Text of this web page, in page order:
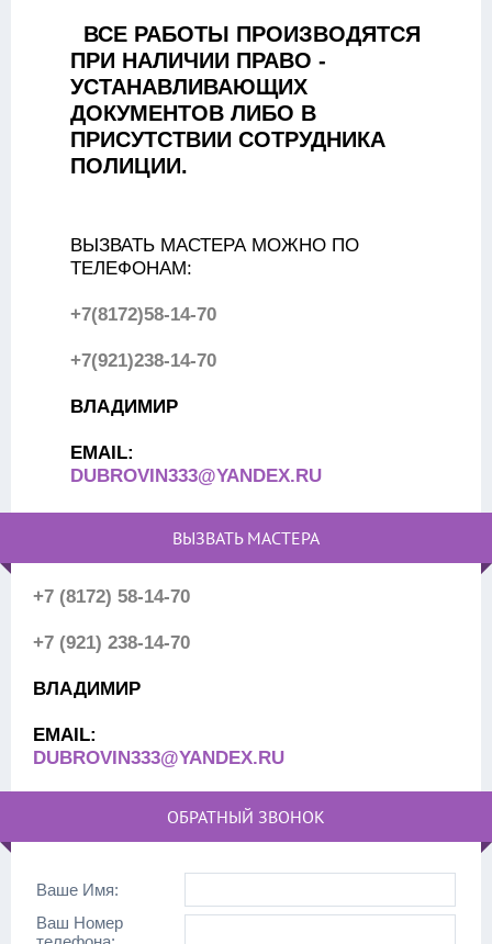
ВСЕ РАБОТЫ ПРОИЗВОДЯТСЯ
ПРИ НАЛИЧИИ ПРАВО -
УСТАНАВЛИВАЮЩИХ
ДОКУМЕНТОВ ЛИБО В
ПРИСУТСТВИИ СОТРУДНИКА
ПОЛИЦИИ.
ВЫЗВАТЬ МАСТЕРА МОЖНО ПО
ТЕЛЕФОНАМ:
+7(8172)58-14-70
+7(921)238-14-70
ВЛАДИМИР
EMAIL:
DUBROVIN333@YANDEX.RU
ВЫЗВАТЬ МАСТЕРА
+7 (8172) 58-14-70
+7 (921) 238-14-70
ВЛАДИМИР
EMAIL:
DUBROVIN333@YANDEX.RU
ОБРАТНЫЙ ЗВОНОК
Ваше Имя:
Ваш Номер